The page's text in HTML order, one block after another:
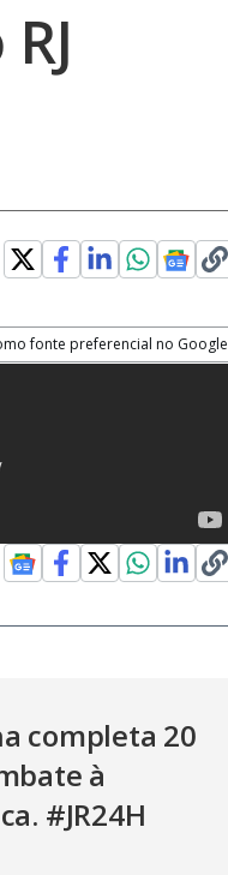
fonte preferencial no Google
completa 20
à
#JR24H